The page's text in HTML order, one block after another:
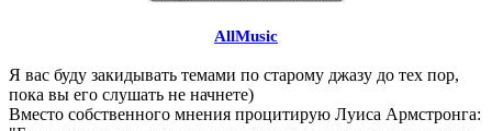
AllMusic
Я вас буду закидывать темами по старому джазу до тех пор,
пока вы его слушать не начнете)
Вместо собственного мнения процитирую Луиса Армстронга: